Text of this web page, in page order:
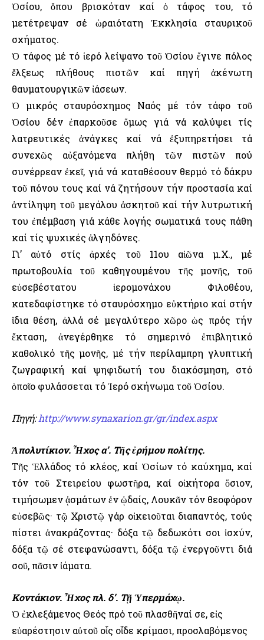
Ὁσίου, ὅπου βρισκόταν καί ὁ τάφος του, τό
μετέτρεψαν σέ ὡραιότατη Ἐκκλησία σταυρικοῦ
σχήματος.
Ὁ τάφος μέ τό ἱερό λείψανο τοῦ Ὁσίου ἔγινε πόλος
ἕλξεως πλήθους πιστῶν καί πηγή ἀκένωτη
θαυματουργικῶν ἰάσεων.
Ὁ μικρός σταυρόσχημος Ναός μέ τόν τάφο τοῦ
Ὁσίου δέν ἐπαρκοῦσε ὅμως γιά νά καλύψει τίς
λατρευτικές ἀνάγκες καί νά ἐξυπηρετήσει τά
συνεχῶς αὐξανόμενα πλήθη τῶν πιστῶν πού
συνέρρεαν ἐκεῖ, γιά νά καταθέσουν θερμό τό δάκρυ
τοῦ πόνου τους καί νά ζητήσουν τήν προστασία καί
ἀντίληψη τοῦ μεγάλου ἀσκητοῦ καί τήν λυτρωτική
του ἐπέμβαση γιά κάθε λογής σωματικά τους πάθη
καί τίς ψυχικές ἀλγηδόνες.
Γι’ αὐτό στίς ἀρχές τοῦ 11ου αἰῶνα μ.Χ., μέ
πρωτοβουλία τοῦ καθηγουμένου τῆς μονῆς, τοῦ
εὐσεβέστατου ἱερομονάχου Φιλοθέου,
κατεδαφίστηκε τό σταυρόσχημο εὐκτήριο καί στήν
ἴδια θέση, ἀλλά σέ μεγαλύτερο χῶρο ὡς πρός τήν
ἔκταση, ἀνεγέρθηκε τό σημερινό ἐπιβλητικό
καθολικό τῆς μονῆς, μέ τήν περίλαμπρη γλυπτική
ζωγραφική καί ψηφιδωτή του διακόσμηση, στό
ὁποῖο φυλάσσεται τό Ἱερό σκήνωμα τοῦ Ὁσίου.
Πηγή:http://www.synaxarion.gr/gr/index.aspx
Ἀπολυτίκιον. Ἦχος α’. Τῆς ἐρήμου πολίτης.
Τῆς Ἑλλάδος τό κλέος, καί Ὁσίων τό καύχημα, καί
τόν τοῦ Στειρείου φωστῆρα, καί οἰκήτορα ὅσιον,
τιμήσωμεν ᾀσμάτων ἐν ᾠδαίς, Λουκᾶν τόν θεοφόρον
εὐσεβῶς· τῷ Χριστῷ γάρ οἰκειοῦται διαπαντός, τούς
πίστει ἀνακράζοντας· δόξα τῷ δεδωκότι σοι ἰσχύν,
δόξα τῷ σέ στεφανώσαντι, δόξα τῷ ἐνεργοῦντι διά
σοῦ, πᾶσιν ἰάματα.
Κοντάκιον. Ἦχος πλ. δ’. Τῇ Ὑπερμάχῳ.
Ὁ ἐκλεξάμενος Θεός πρό τοῦ πλασθῆναί σε, εἰς
εὐαρέστησιν αὐτοῦ οἷς οἶδε κρίμασι, προσλαβόμενος